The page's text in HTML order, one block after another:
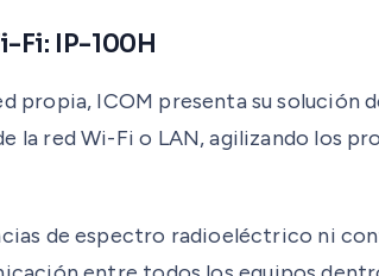
Fi: IP-100H
propia, ICOM presenta su solución
red Wi-Fi o LAN, agilizando los
de espectro radioeléctrico ni